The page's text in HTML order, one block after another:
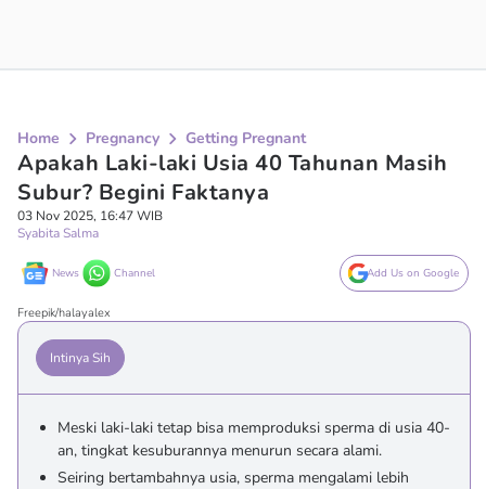
Home Pregnancy Getting Pregnant
Apakah Laki-laki Usia 40 Tahunan Masih
Subur? Begini Faktanya
03 Nov 2025, 16:47 WIB
Syabita Salma
News Channel Add Us on Google
Freepik/halayalex
Intinya Sih
Meski laki-laki tetap bisa memproduksi sperma di usia 40-
an, tingkat kesuburannya menurun secara alami.
Seiring bertambahnya usia, sperma mengalami lebih